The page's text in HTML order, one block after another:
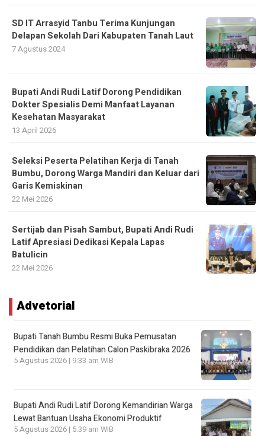
SD IT Arrasyid Tanbu Terima Kunjungan
Delapan Sekolah Dari Kabupaten Tanah Laut
7 Agustus 2024
Bupati Andi Rudi Latif Dorong Pendidikan
Dokter Spesialis Demi Manfaat Layanan
Kesehatan Masyarakat
13 April 2026
Seleksi Peserta Pelatihan Kerja di Tanah
Bumbu, Dorong Warga Mandiri dan Keluar dari
Garis Kemiskinan
22 Mei 2026
Sertijab dan Pisah Sambut, Bupati Andi Rudi
Latif Apresiasi Dedikasi Kepala Lapas
Batulicin
22 Mei 2026
Advetorial
Bupati Tanah Bumbu Resmi Buka Pemusatan
Pendidikan dan Pelatihan Calon Paskibraka 2026
5 Agustus 2026 | 9:33 am WIB
Bupati Andi Rudi Latif Dorong Kemandirian Warga
Lewat Bantuan Usaha Ekonomi Produktif
5 Agustus 2026 | 5:39 am WIB